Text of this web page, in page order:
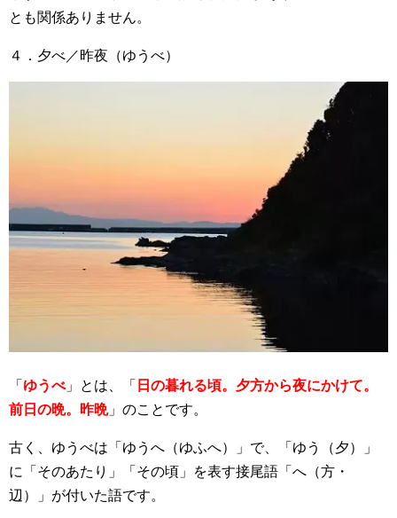
とも関係ありません。
４．夕べ／昨夜（ゆうべ）
「 ゆうべ」とは、「 日の暮れる頃。夕方から夜にかけて。
前日の晩。昨晩」のことです。
古く、ゆうべは「ゆうへ（ゆふへ）」で、「ゆう（夕）」
に「そのあたり」「その頃」を表す接尾語「へ（方・
辺）」が付いた語です。